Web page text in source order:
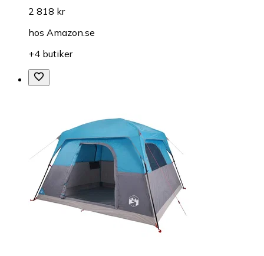
2 818 kr
hos Amazon.se
+4 butiker